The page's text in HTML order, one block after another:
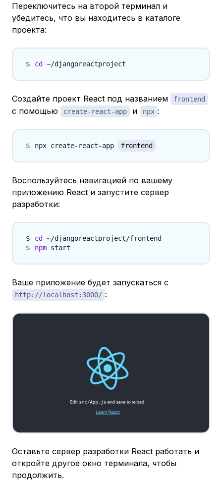
Переключитесь на второй терминал и
убедитесь, что вы находитесь в каталоге
проекта:
cd
Создайте проект React под названием frontend
с помощью create-react-app и npx :
npx create-react-app frontend
Воспользуйтесь навигацией по вашему
приложению React и запустите сервер
разработки:
cd
npm
Ваше приложение будет запускаться с
http://localhost:3000/ :
Оставьте сервер разработки React работать и
откройте другое окно терминала, чтобы
продолжить.